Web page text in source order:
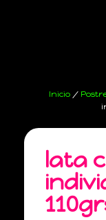
Inicio /
lata